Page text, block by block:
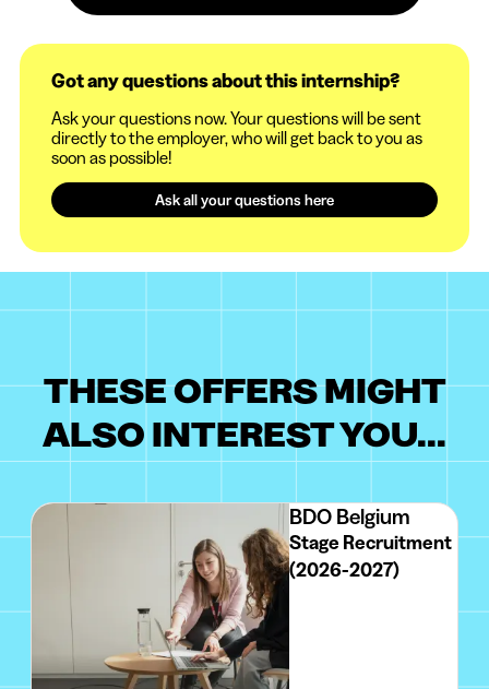
Got any questions about this internship?
Ask your questions now. Your questions will be sent
directly to the employer, who will get back to you as
soon as possible!
Ask all your questions here
THESE OFFERS MIGHT
ALSO INTEREST YOU...
BDO Belgium
Stage Recruitment
(2026-2027)